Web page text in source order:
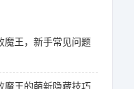
魔王，新手常见问题
魔王的萌新隐藏技巧